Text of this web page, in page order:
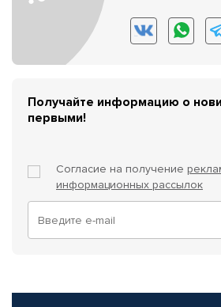
Получайте информацию о
первыми!
Согласие на получение
информационных рассылок